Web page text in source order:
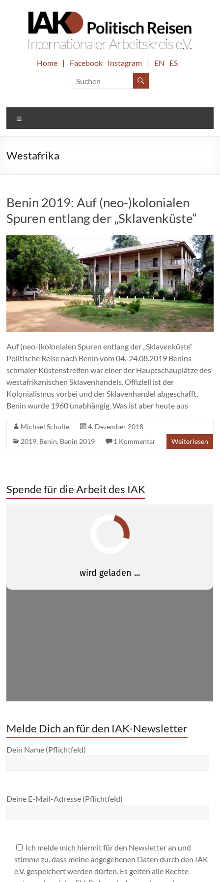
IAK.
Reisen
Internationaler
Home | Facebook Instagram | EN ES
Westafrika
Benin 2019: Auf (neo-)kolonialen
Spuren entlang der „Sklavenküste“
Auf (neo-)kolonialen Spuren entlang der „Sklavenküste“
Politische Reise nach Benin vom 04.-24.08.2019 Benins
schmaler Küstenstreifen war einer der Hauptschauplätze des
westafrikanischen Sklavenhandels. Offiziell ist der
Kolonialismus vorbei und der Sklavenhandel abgeschafft,
Benin wurde 1960 unabhängig. Was ist aber heute aus
Michael Schulte
4. Dezember 2018
2019, Benin, Benin 2019 1 Kommentar Weiterlesen
Spende für die Arbeit des IAK
Melde Dich an für den IAK-Newsletter
Dein Name (Pflichtfeld)
Deine E-Mail-Adresse (Pflichtfeld)
Ich melde mich hiermit für den Newsletter an und
stimme zu, dass meine angegebenen Daten durch den IAK
e.V. gespeichert werden dürfen. Es gelten alle Rechte